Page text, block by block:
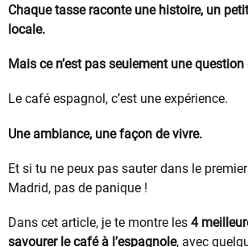
Chaque tasse raconte une histoire, un
locale.
Mais ce n’est pas seulement une
Le café espagnol, c’est une expérience.
Une ambiance, une façon de vivre.
Et si tu ne peux pas sauter dans le
Madrid, pas de panique !
Dans cet article, je te montre les 4
savourer le café à l’espagnole, avec